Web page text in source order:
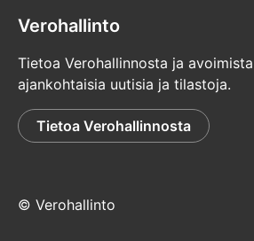
Verohallinto
Tietoa Verohallinnosta ja
ajankohtaisia uutisia ja tilastoja.
Tietoa Verohallinnosta
© Verohallinto